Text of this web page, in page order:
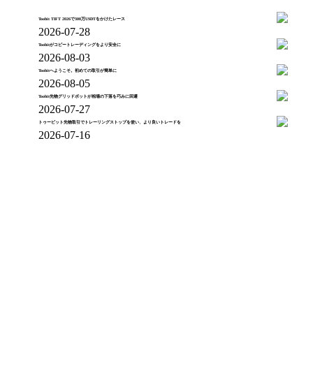
Toobit TIFT 2026で300万USDTをかけたレース
2026-07-28
Toobitがコピートレーディングをより安全に
2026-08-03
Toobitへようこそ。初めての取引が簡単に
2026-08-05
Toobit先物グリッドボットが相場の下落を巧みに回避
2026-07-27
トゥービット先物取引でトレーリングストップを使い、より良いトレードを
2026-07-16